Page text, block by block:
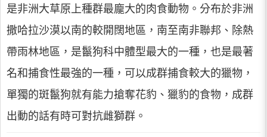
是非洲大草原上種群最龐大的肉食動物。分布於非洲
撒哈拉沙漠以南的較開闊地區，南至南非聯邦、除熱
帶雨林地區，是鬣狗科中體型最大的一種，也是最著
名和捕食性最強的一種，可以成群捕食較大的獵物，
單獨的斑鬣狗就有能力搶奪花豹、獵豹的食物，成群
出動的話有時可對抗雌獅群。